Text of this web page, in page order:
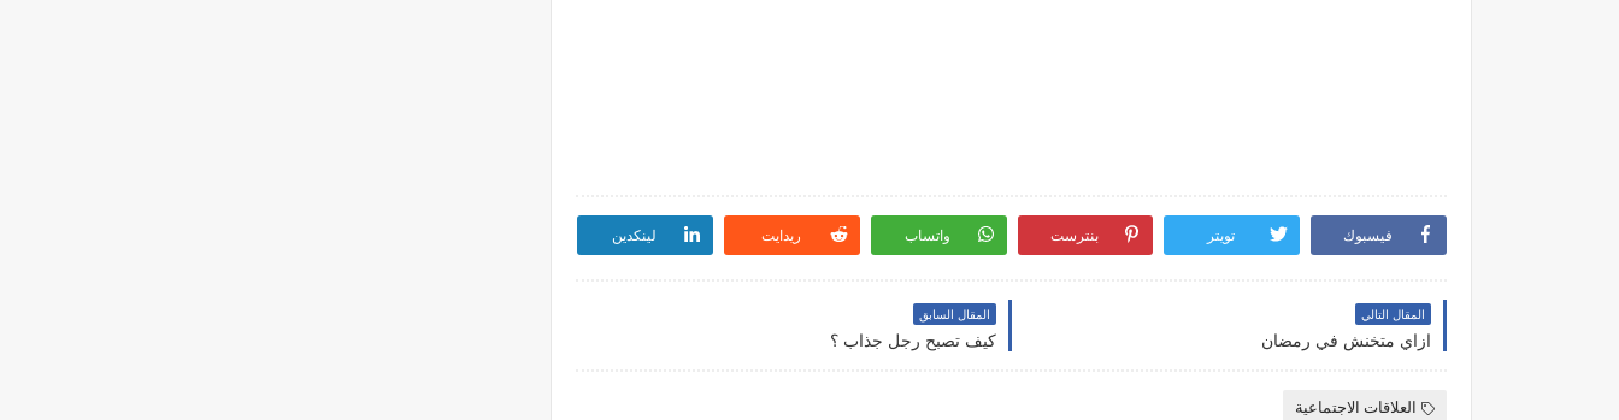
فيسبوك تويتر بنترست واتساب ريدايت لينكدين
المقال التالي
ازاي متخنش في رمضان
المقال السابق
كيف تصبح رجل جذاب ؟
العلاقات الاجتماعية